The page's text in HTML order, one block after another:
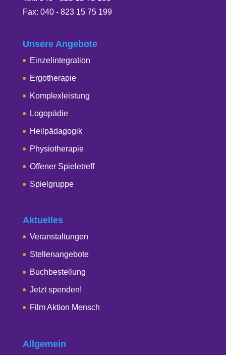
Fax: 040 - 823 15 75 199
Unsere Angebote
Einzelintegration
Ergotherapie
Komplexleistung
Logopädie
Heilpädagogik
Physiotherapie
Offener Spieletreff
Spielgruppe
Aktuelles
Veranstaltungen
Stellenangebote
Buchbestellung
Jetzt spenden!
Film Aktion Mensch
Allgemein